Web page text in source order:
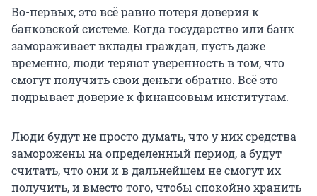
Во-первых, это всё равно потеря доверия к
банковской системе. Когда государство или банк
замораживает вклады граждан, пусть даже
временно, люди теряют уверенность в том, что
смогут получить свои деньги обратно. Всё это
подрывает доверие к финансовым институтам.
Люди будут не просто думать, что у них средства
заморожены на определенный период, а будут
считать, что они и в дальнейшем не смогут их
получить, и вместо того, чтобы спокойно хранить